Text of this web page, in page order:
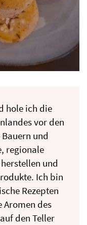
hole ich die
vor den
und
regionale
und
Ich bin
Rezepten
des
den Teller